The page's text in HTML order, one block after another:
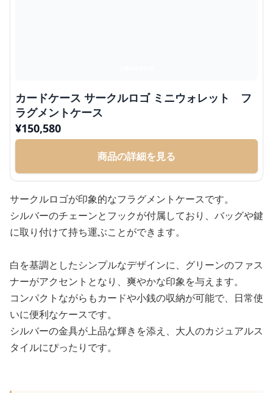
カードケース サークルロゴ ミニウォレット フ
ラグメントケース
¥150,580
商品の詳細を見る
サークルロゴが印象的なフラグメントケースです。
シルバーのチェーンとフックが付属しており、バッグや鍵
に取り付けて持ち運ぶことができます。
白を基調としたシンプルなデザインに、グリーンのファス
ナーがアクセントとなり、爽やかな印象を与えます。
コンパクトながらもカードや小銭の収納が可能で、日常使
いに便利なケースです。
シルバーの金具が上品な輝きを添え、大人のカジュアルス
タイルにぴったりです。